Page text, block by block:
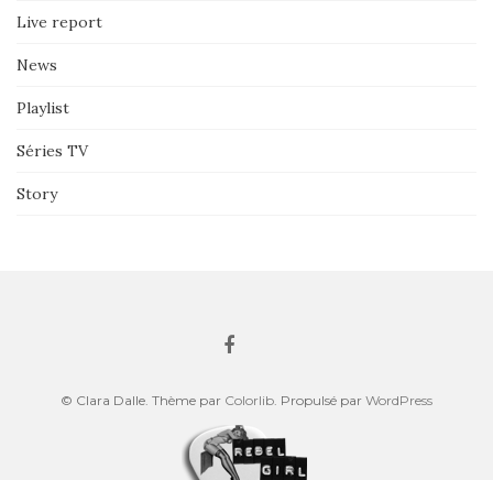
Live report
News
Playlist
Séries TV
Story
© Clara Dalle. Thème par Colorlib . Propulsé par WordPress